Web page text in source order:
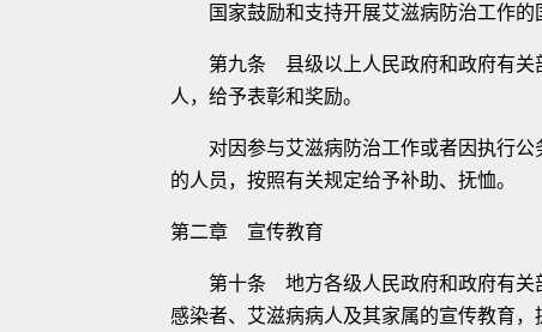
国家鼓励和支持开展艾滋病防治工作的
第九条 县级以上人民政府和政府有关部
人，给予表彰和奖励。
对因参与艾滋病防治工作或者因执行公
的人员，按照有关规定给予补助、抚恤。
第二章 宣传教育
第十条 地方各级人民政府和政府有关部
感染者、艾滋病病人及其家属的宣传教育